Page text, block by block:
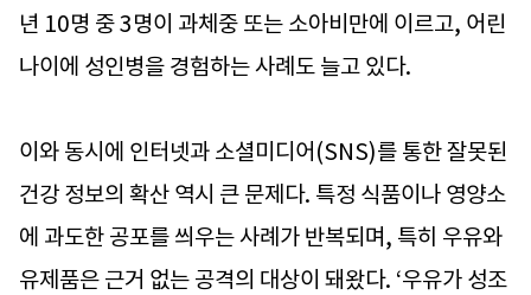
년 10명 중 3명이 과체중 또는 소아비만에 이르고, 어린
나이에 성인병을 경험하는 사례도 늘고 있다.
이와 동시에 인터넷과 소셜미디어(SNS)를 통한 잘못된
건강 정보의 확산 역시 큰 문제다. 특정 식품이나 영양소
에 과도한 공포를 씌우는 사례가 반복되며, 특히 우유와
유제품은 근거 없는 공격의 대상이 돼왔다. ‘우유가 성조